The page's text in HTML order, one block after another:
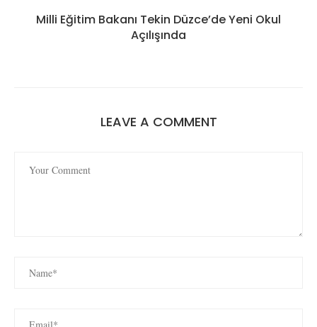
Milli Eğitim Bakanı Tekin Düzce’de Yeni Okul
Açılışında
LEAVE A COMMENT